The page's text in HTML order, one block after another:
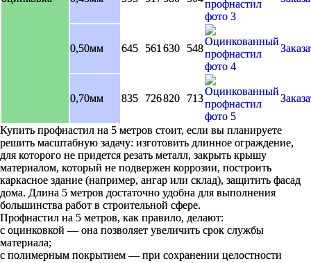
0,50мм 645 561 630 548
0,70мм 835 726820 713
Купить профнастил на 5 метров стоит, если вы планируете
решить масштабную задачу: изготовить длинное ограждение,
для которого не придется резать металл, закрыть крышу
материалом, который не подвержен коррозии, построить
каркасное здание (например, ангар или склад), защитить фасад
дома. Длина 5 метров достаточно удобна для выполнения
большинства работ в строительной сфере.
Профнастил на 5 метров, как правило, делают:
с оцинковкой — она позволяет увеличить срок службы
материала;
с полимерным покрытием — при сохранении целостности